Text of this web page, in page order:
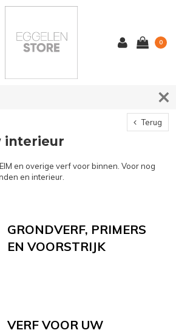
0
Terug
interieur
en overige verf voor binnen. Voor nog
en interieur.
GRONDVERF, PRIMERS
EN VOORSTRIJK
VERF VOOR UW